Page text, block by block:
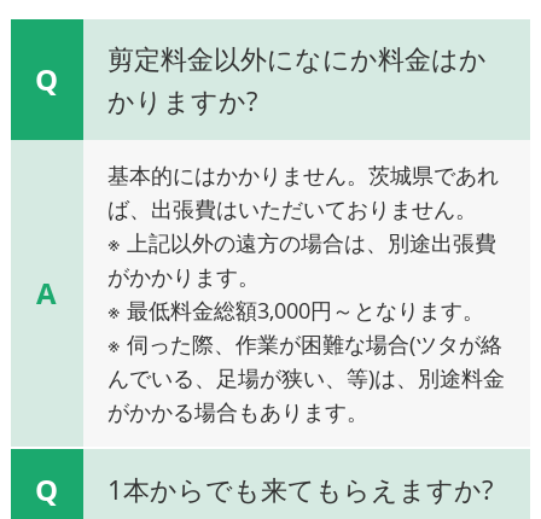
Q
剪定料金以外になにか料金はか
かりますか?
A
基本的にはかかりません。茨城県であれ
ば、出張費はいただいておりません。
※ 上記以外の遠方の場合は、別途出張費
がかかります。
※ 最低料金総額3,000円～となります。
※ 伺った際、作業が困難な場合(ツタが絡
んでいる、足場が狭い、等)は、別途料金
がかかる場合もあります。
Q 1本からでも来てもらえますか?